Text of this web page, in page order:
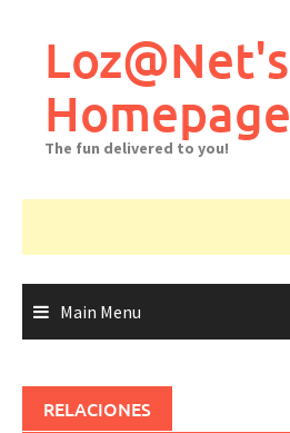
Loz@Net's
Homepage
The fun delivered to you!
Main Menu
RELACIONES